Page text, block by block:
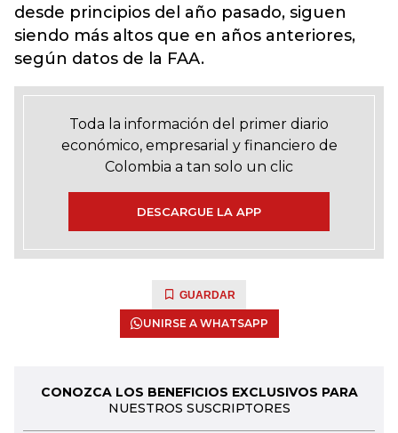
desde principios del año pasado, siguen
siendo más altos que en años anteriores,
según datos de la FAA.
Toda la información del primer diario
económico, empresarial y financiero de
Colombia a tan solo un clic
DESCARGUE LA APP
GUARDAR
UNIRSE A WHATSAPP
CONOZCA LOS BENEFICIOS EXCLUSIVOS PARA
NUESTROS SUSCRIPTORES